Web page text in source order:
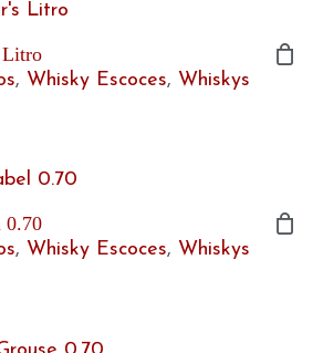
Litro
, Whisky Escoces, Whiskys
0.70
, Whisky Escoces, Whiskys